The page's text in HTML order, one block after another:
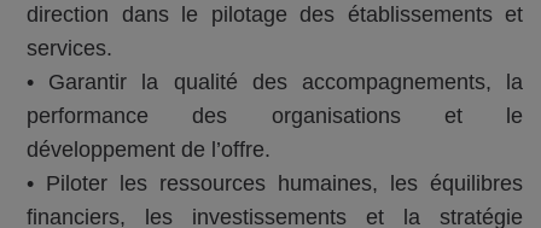
direction dans le pilotage des établissements et
services.
• Garantir la qualité des accompagnements, la
performance des organisations et le
développement de l’offre.
• Piloter les ressources humaines, les équilibres
financiers, les investissements et la stratégie